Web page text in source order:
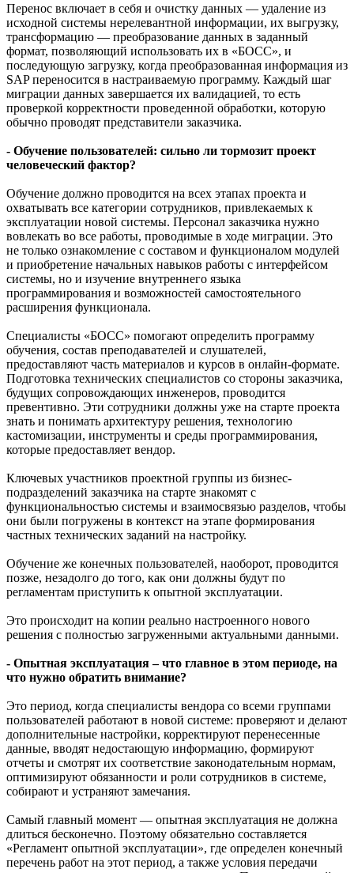
Перенос включает в себя и очистку данных — удаление из
исходной системы нерелевантной информации, их выгрузку,
трансформацию — преобразование данных в заданный
формат, позволяющий использовать их в «БОСС», и
последующую загрузку, когда преобразованная информация из
SAP переносится в настраиваемую программу. Каждый шаг
миграции данных завершается их валидацией, то есть
проверкой корректности проведенной обработки, которую
обычно проводят представители заказчика.
- Обучение пользователей: сильно ли тормозит проект
человеческий фактор?
Обучение должно проводится на всех этапах проекта и
охватывать все категории сотрудников, привлекаемых к
эксплуатации новой системы. Персонал заказчика нужно
вовлекать во все работы, проводимые в ходе миграции. Это
не только ознакомление с составом и функционалом модулей
и приобретение начальных навыков работы с интерфейсом
системы, но и изучение внутреннего языка
программирования и возможностей самостоятельного
расширения функционала.
Специалисты «БОСС» помогают определить программу
обучения, состав преподавателей и слушателей,
предоставляют часть материалов и курсов в онлайн-формате.
Подготовка технических специалистов со стороны заказчика,
будущих сопровождающих инженеров, проводится
превентивно. Эти сотрудники должны уже на старте проекта
знать и понимать архитектуру решения, технологию
кастомизации, инструменты и среды программирования,
которые предоставляет вендор.
Ключевых участников проектной группы из бизнес-
подразделений заказчика на старте знакомят с
функциональностью системы и взаимосвязью разделов, чтобы
они были погружены в контекст на этапе формирования
частных технических заданий на настройку.
Обучение же конечных пользователей, наоборот, проводится
позже, незадолго до того, как они должны будут по
регламентам приступить к опытной эксплуатации.
Это происходит на копии реально настроенного нового
решения с полностью загруженными актуальными данными.
- Опытная эксплуатация – что главное в этом периоде, на
что нужно обратить внимание?
Это период, когда специалисты вендора со всеми группами
пользователей работают в новой системе: проверяют и делают
дополнительные настройки, корректируют перенесенные
данные, вводят недостающую информацию, формируют
отчеты и смотрят их соответствие законодательным нормам,
оптимизируют обязанности и роли сотрудников в системе,
собирают и устраняют замечания.
Самый главный момент — опытная эксплуатация не должна
длиться бесконечно. Поэтому обязательно составляется
«Регламент опытной эксплуатации», где определен конечный
перечень работ на этот период, а также условия передачи